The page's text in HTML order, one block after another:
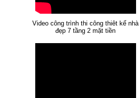
Video công trình thi công thiêt kế nhà
đẹp 7 tầng 2 mặt tiền